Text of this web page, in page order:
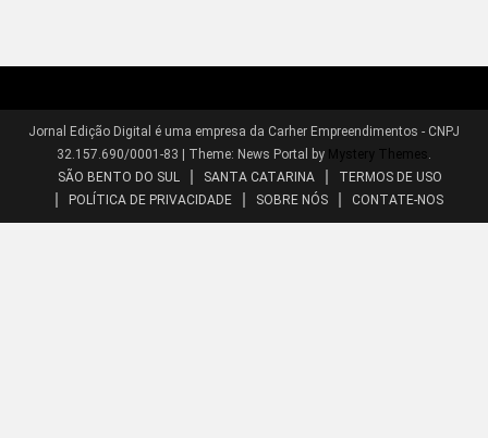
Jornal Edição Digital é uma empresa da Carher Empreendimentos - CNPJ
32.157.690/0001-83 | Theme: News Portal by Mystery Themes
SÃO BENTO DO SUL
SANTA CATARINA
TERMOS DE USO
POLÍTICA DE PRIVACIDADE
SOBRE NÓS CONTATE-NOS